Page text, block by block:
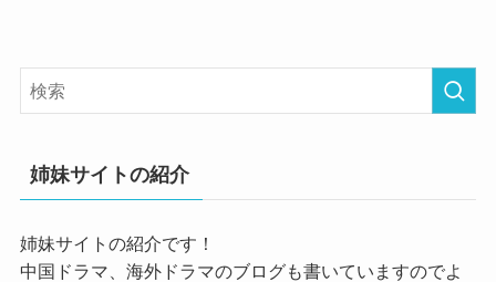
姉妹サイトの紹介
姉妹サイトの紹介です！
中国ドラマ、海外ドラマのブログも書いていますのでよ